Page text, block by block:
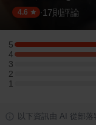
4.6 ·17則評論
5
5 星：3 則評論
4
4 星：4 則評論
3
3 星：0 則評論
2
2 星：0 則評論
1
1 星：0 則評論
以下資訊由 AI 從部